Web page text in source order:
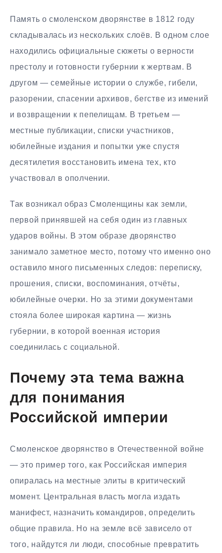
Память о смоленском дворянстве в 1812 году
складывалась из нескольких слоёв. В одном слое
находились официальные сюжеты о верности
престолу и готовности губернии к жертвам. В
другом — семейные истории о службе, гибели,
разорении, спасении архивов, бегстве из имений
и возвращении к пепелищам. В третьем —
местные публикации, списки участников,
юбилейные издания и попытки уже спустя
десятилетия восстановить имена тех, кто
участвовал в ополчении.
Так возникал образ Смоленщины как земли,
первой принявшей на себя один из главных
ударов войны. В этом образе дворянство
занимало заметное место, потому что именно оно
оставило много письменных следов: переписку,
прошения, списки, воспоминания, отчёты,
юбилейные очерки. Но за этими документами
стояла более широкая картина — жизнь
губернии, в которой военная история
соединилась с социальной.
Почему эта тема важна
для понимания
Российской империи
Смоленское дворянство в Отечественной войне
— это пример того, как Российская империя
опиралась на местные элиты в критический
момент. Центральная власть могла издать
манифест, назначить командиров, определить
общие правила. Но на земле всё зависело от
того, найдутся ли люди, способные превратить